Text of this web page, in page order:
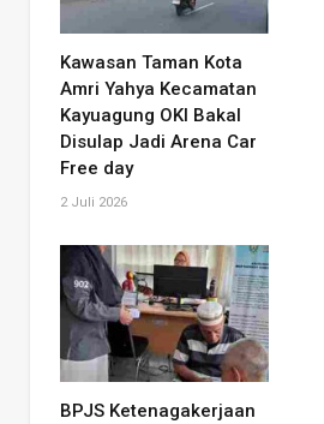
Kawasan Taman Kota
Amri Yahya Kecamatan
Kayuagung OKI Bakal
Disulap Jadi Arena Car
Free day
2 Juli 2026
BPJS Ketenagakerjaan